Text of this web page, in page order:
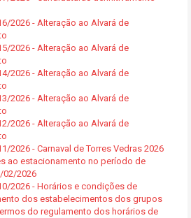
2026 - Alteração ao Alvará de
2026 - Alteração ao Alvará de
2026 - Alteração ao Alvará de
2026 - Alteração ao Alvará de
2026 - Alteração ao Alvará de
2026 - Carnaval de Torres Vedras 2026
ao estacionamento no período de
02/2026
2026 - Horários e condições de
dos estabelecimentos dos grupos
do regulamento dos horários de